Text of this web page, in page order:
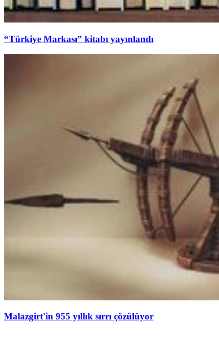
“Türkiye Markası” kitabı yayınlandı
Malazgirt'in 955 yıllık sırrı çözülüyor